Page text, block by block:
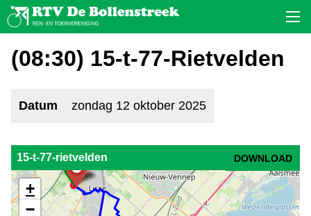
(08:30) 15-t-77-Rietvelden
Datum zondag 12 oktober 2025
15-t-77-rietvelden
+
−
DOWNLOAD